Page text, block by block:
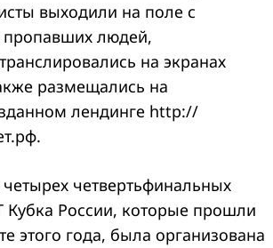
выходили на поле с
людей,
на экранах
размещались на
лендинге http://
четвертьфинальных
Кубка России, которые прошли
этого года, была организована